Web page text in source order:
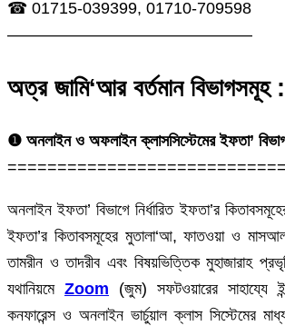
☎ 01715-039399, 01710-709598
———————————————
অত্র জামি‘আর বর্তমান বিভাগসমূহ
❶ অনলাইন ও অফলাইন ক্লাসসিস্টেমের ইফতা’
অনলাইন ইফতা’ বিভাগে নির্ধারিত ইফতা’র
ইফতা’র কিতাবসমূহের মুতালা‘আ, ফাতওয়া ও
তামরীন ও তাদরীব এবং বিষয়ভিত্তিক মুহাজারাহ
যথানিয়মে Zoom (জুম) সফটওয়ারের সাহায্যে
কনফারেন্স ও অনলাইন ভার্চুয়াল ক্লাস সিস্টেমের